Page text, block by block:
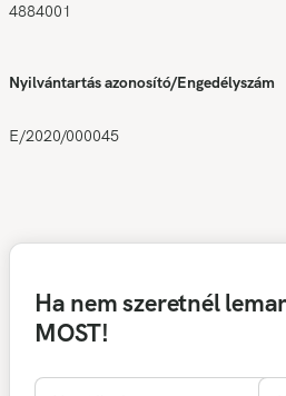
4884001
Nyilvántartás azonosító/Engedélyszám
E/2020/000045
Ha nem szeretnél
MOST!